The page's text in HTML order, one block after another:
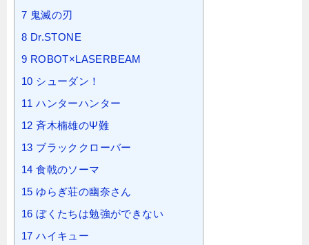
7 鬼滅の刃
8 Dr.STONE
9 ROBOT×LASERBEAM
10 シューダン！
11 ハンターハンター
12 斉木楠雄のΨ難
13 ブラッククローバー
14 食戟のソーマ
15 ゆらぎ荘の幽奈さん
16 ぼくたちは勉強ができない
17 ハイキュー